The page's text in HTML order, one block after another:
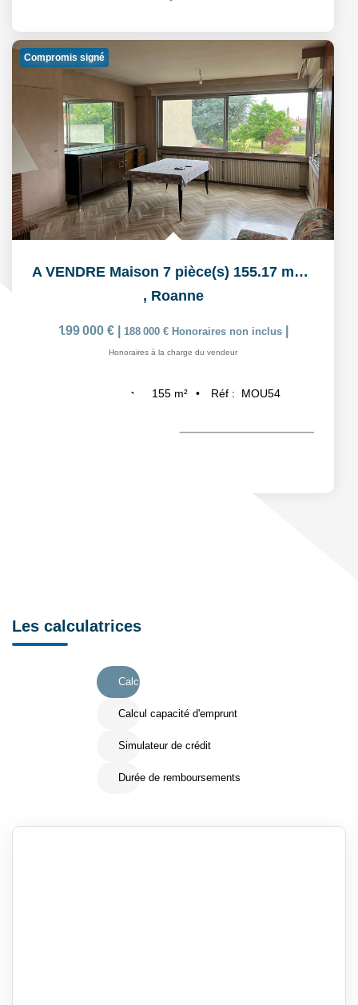
Compromis signé
A VENDRE Maison 7 pièce(s) 155.17 m2 ROANNE CENTRE
, Roanne
199 000 € 188 000 € Honoraires non inclus
Honoraires à la charge du vendeur
155 m² Réf : MOU54
Les calculatrices
Calcul Frais de notaire
Calcul capacité d'emprunt
Simulateur de crédit
Durée de remboursements